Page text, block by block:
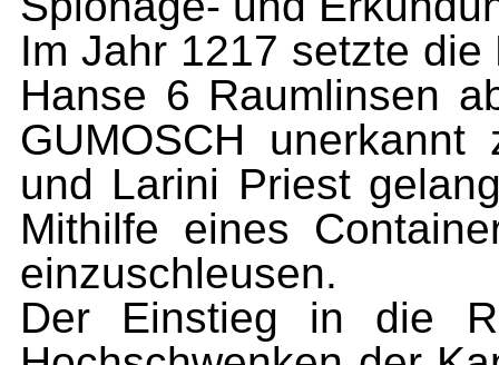
Im Jahr 1217 setzte die
Hanse 6 Raumlinsen
GUMOSCH
und Larini Priest
Mithilfe eines
einzuschleusen.
Der Einstieg in die